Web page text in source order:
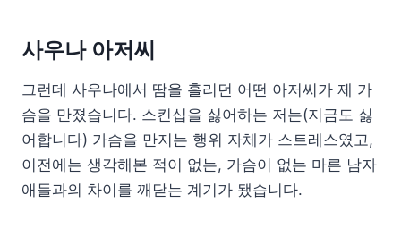
사우나 아저씨
그런데 사우나에서 땀을 흘리던 어떤 아저씨가 제 가
슴을 만졌습니다. 스킨십을 싫어하는 저는(지금도 싫
어합니다) 가슴을 만지는 행위 자체가 스트레스였고,
이전에는 생각해본 적이 없는, 가슴이 없는 마른 남자
애들과의 차이를 깨닫는 계기가 됐습니다.